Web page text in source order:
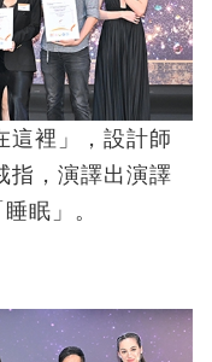
這裡」，設計師
指，演譯出演譯
眠」。